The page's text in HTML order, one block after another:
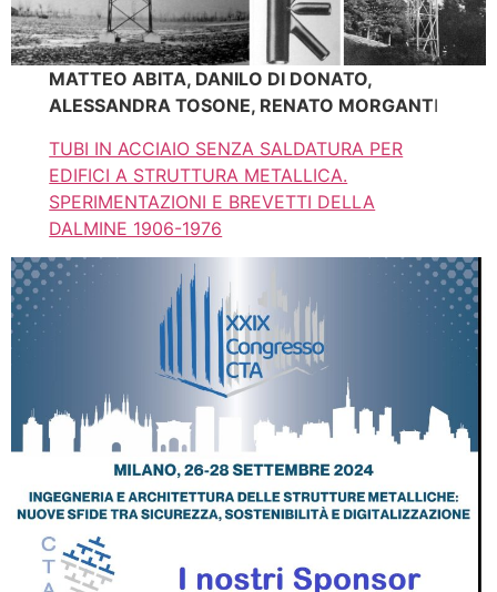
MATTEO ABITA, DANILO DI DONATO,
ALESSANDRA TOSONE, RENATO MORGANTI
TUBI IN ACCIAIO SENZA SALDATURA PER
EDIFICI A STRUTTURA METALLICA.
SPERIMENTAZIONI E BREVETTI DELLA
DALMINE 1906-1976